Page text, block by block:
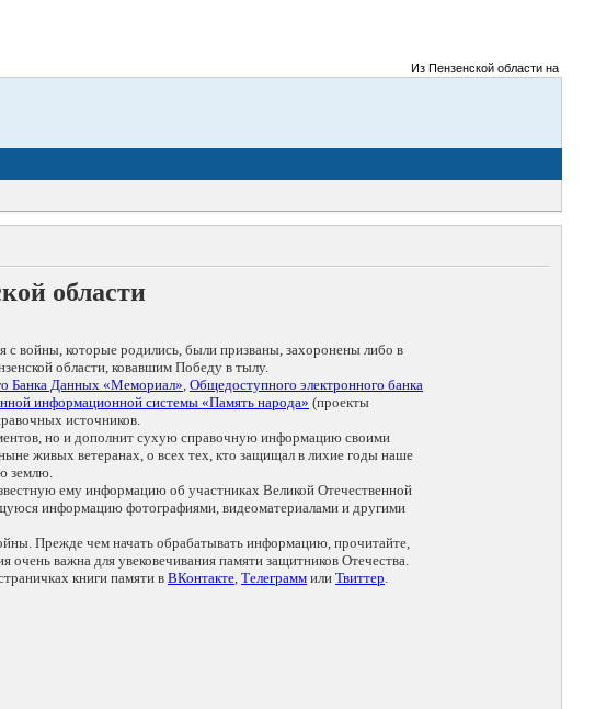
Из Пензенской области на
области
войны, которые родились, были призваны, захоронены либо в
области, ковавшим Победу в тылу.
Банка Данных «Мемориал», Общедоступного электронного банка
информационной системы «Память народа» (проекты
источников.
но и дополнит сухую справочную информацию своими
живых ветеранах, о всех тех, кто защищал в лихие годы наше
землю.
ему информацию об участниках Великой Отечественной
информацию фотографиями, видеоматериалами и другими
Прежде чем начать обрабатывать информацию, прочитайте,
важна для увековечивания памяти защитников Отечества.
книги памяти в ВКонтакте, Телеграмм или Твиттер.